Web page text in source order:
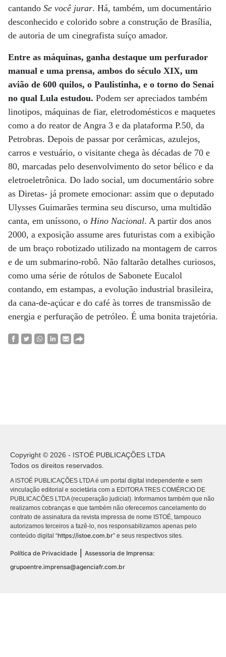
cantando Se você jurar. Há, também, um documentário
desconhecido e colorido sobre a construção de Brasília,
de autoria de um cinegrafista suíço amador.
Entre as máquinas, ganha destaque um perfurador
manual e uma prensa, ambos do século XIX, um
avião de 600 quilos, o Paulistinha, e o torno do Senai
no qual Lula estudou. Podem ser apreciados também
linotipos, máquinas de fiar, eletrodomésticos e maquetes
como a do reator de Angra 3 e da plataforma P.50, da
Petrobras. Depois de passar por cerâmicas, azulejos,
carros e vestuário, o visitante chega às décadas de 70 e
80, marcadas pelo desenvolvimento do setor bélico e da
eletroeletrônica. Do lado social, um documentário sobre
as Diretas- já promete emocionar: assim que o deputado
Ulysses Guimarães termina seu discurso, uma multidão
canta, em uníssono, o Hino Nacional. A partir dos anos
2000, a exposição assume ares futuristas com a exibição
de um braço robotizado utilizado na montagem de carros
e de um submarino-robô. Não faltarão detalhes curiosos,
como uma série de rótulos de Sabonete Eucalol
contando, em estampas, a evolução industrial brasileira,
da cana-de-açúcar e do café às torres de transmissão de
energia e perfuração de petróleo. É uma bonita trajetória.
Copyright © 2026 - ISTOÉ PUBLICAÇÕES LTDA
Todos os direitos reservados.
A ISTOÉ PUBLICAÇÕES LTDA é um portal digital independente e sem
vinculação editorial e societária com a EDITORA TRES COMÉRCIO DE
PUBLICACÕES LTDA (recuperação judicial). Informamos também que não
realizamos cobranças e que também não oferecemos cancelamento do
contrato de assinatura da revista impressa de nome ISTOÉ, tampouco
autorizamos terceiros a fazê-lo, nos responsabilizamos apenas pelo
conteúdo digital “https://istoe.com.br” e seus respectivos sites.
Política de Privacidade
Assessoria de Imprensa:
grupoentre.imprensa@agenciafr.com.br